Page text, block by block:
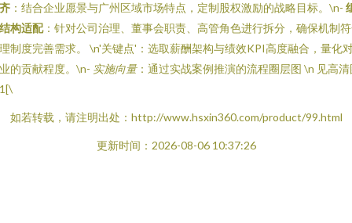
：结合企业愿景与广州区域市场特点，定制股权激励的战略目标。\n-
构适配：针对公司治理、董事会职责、高管角色进行拆分，确保机制
制度完善需求。 \n'关键点'：选取薪酬架构与绩效KPI高度融合，量化
的贡献程度。\n- 实施向量：通过实战案例推演的流程圈层图 \n 见高清
如若转载，请注明出处：http://www.hsxin360.com/product/99.html
更新时间：2026-08-06 10:37:26